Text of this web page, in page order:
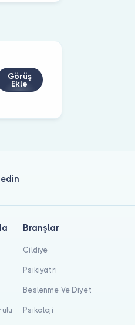
Görüş
Ekle
Branşlar
Cildiye
Psikiyatri
Beslenme Ve Diyet
Psikoloji